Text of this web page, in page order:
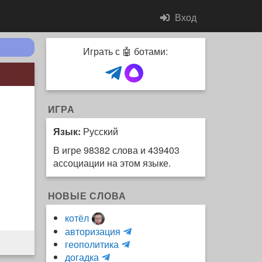
Вход
Играть с 🤖 ботами:
ИГРА
Язык: Русский
В игре 98382 слова и 439403
ассоциации на этом языке.
НОВЫЕ СЛОВА
котёл
авторизация
и
геополитика
H
догадка
m